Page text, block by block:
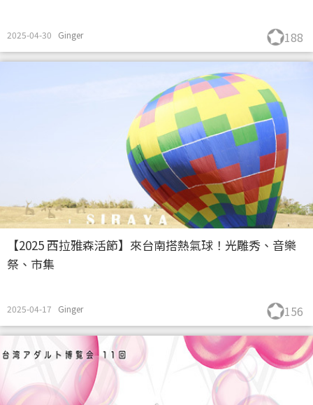
2025-04-30 Ginger 188
【2025 西拉雅森活節】來台南搭熱氣球！光雕秀、音樂
祭、市集
2025-04-17 Ginger 156